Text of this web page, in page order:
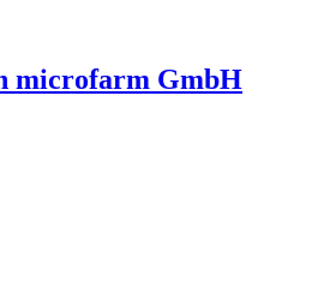
microfarm GmbH